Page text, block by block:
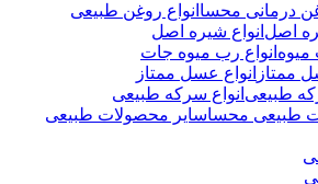
انواع روغن طبیعی
انواع شیره اصل
انواع رب میوه جات
انواع عسل ممتاز
انواع سرکه طبیعی
سایر محصولات طبیعی